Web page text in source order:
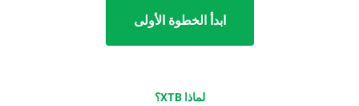
ابدأ الخطوة الأولى
لماذا XTB؟